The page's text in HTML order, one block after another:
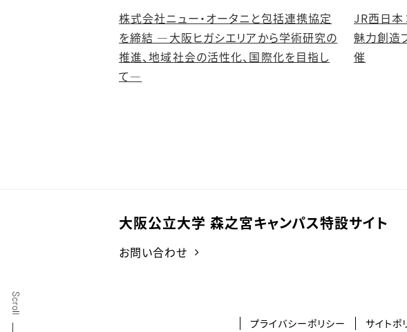
株式会社ニュー・オータニと包括連携協定
を締結 ―大阪ヒガシエリアから学術研究の
推進、地域社会の活性化、国際化を目指し
て―
JR西日
魅力創造
催
大阪公立大学 森之宮キャンパス特設サイト
お問い合わせ
プライバシーポリシー サイトポ